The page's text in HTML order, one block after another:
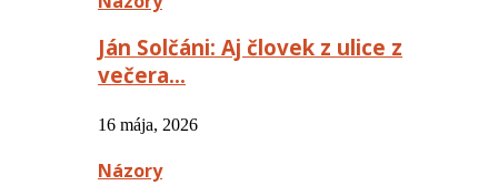
Ján Solčáni: Aj človek z ulice z
večera…
16 mája, 2026
Názory